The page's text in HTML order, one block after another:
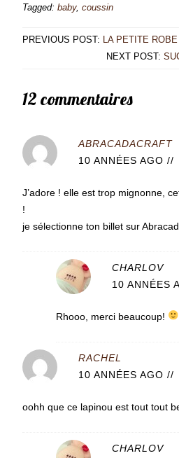
Tagged: baby, coussin
PREVIOUS POST:
LA PETITE
NEXT POST:
12 commentaires
ABRACADACRAFT
10 ANNÉES AGO //
J’adore ! elle est trop mignonne,
!
je sélectionne ton billet sur
CHARLOV
10 ANNÉES
Rhooo, merci beaucoup!
RACHEL
10 ANNÉES AGO //
oohh que ce lapinou est tout tout
CHARLOV